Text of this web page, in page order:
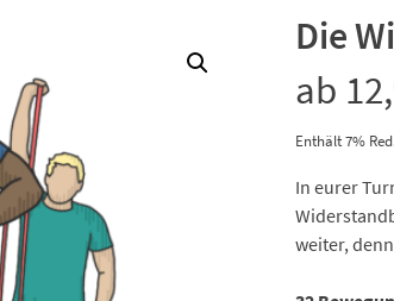
Die
ab
Enthält 7%
In eurer
weiter,